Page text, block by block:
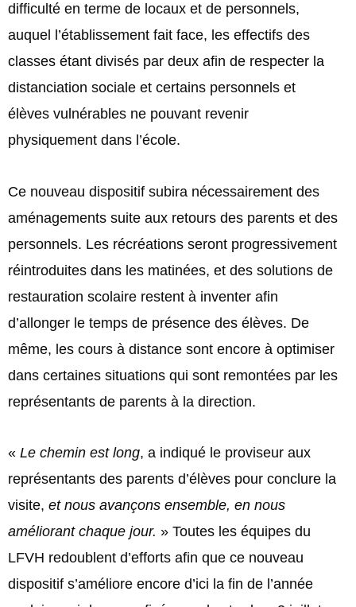
difficulté en terme de locaux et de personnels,
auquel l’établissement fait face, les effectifs des
classes étant divisés par deux afin de respecter la
distanciation sociale et certains personnels et
élèves vulnérables ne pouvant revenir
physiquement dans l’école.
Ce nouveau dispositif subira nécessairement des
aménagements suite aux retours des parents et des
personnels. Les récréations seront progressivement
réintroduites dans les matinées, et des solutions de
restauration scolaire restent à inventer afin
d’allonger le temps de présence des élèves. De
même, les cours à distance sont encore à optimiser
dans certaines situations qui sont remontées par les
représentants de parents à la direction.
« Le chemin est long, a indiqué le proviseur aux
représentants des parents d’élèves pour conclure la
visite, et nous avançons ensemble, en nous
améliorant chaque jour. » Toutes les équipes du
LFVH redoublent d’efforts afin que ce nouveau
dispositif s’améliore encore d’ici la fin de l’année